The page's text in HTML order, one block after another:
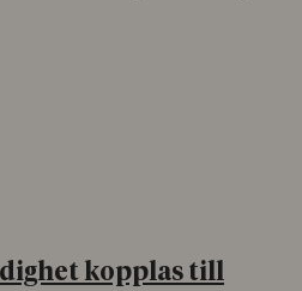
kopplas till